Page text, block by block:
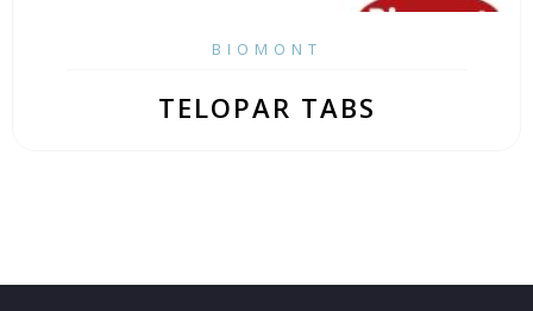
BIOMONT
TELOPAR TABS